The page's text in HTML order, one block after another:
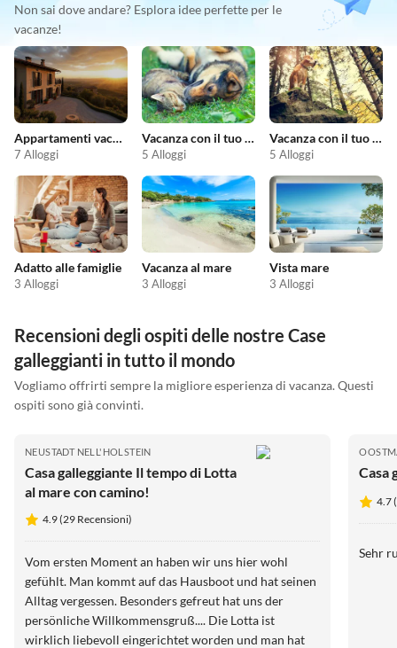
Non sai dove andare? Esplora idee perfette per le
vacanze!
Appartamenti vacanze economici
7 Alloggi
Vacanza con il tuo animale domestico
5 Alloggi
Vacanza con il tuo cane
5 Alloggi
Adatto alle famiglie
3 Alloggi
Vacanza al mare
3 Alloggi
Vista mare
3 Alloggi
Recensioni degli ospiti delle nostre Case
galleggianti in tutto il mondo
Vogliamo offrirti sempre la migliore esperienza di vacanza. Questi
ospiti sono già convinti.
NEUSTADT NELL'HOLSTEIN
Casa galleggiante Il tempo di Lotta
al mare con camino!
4.9 (29 Recensioni)
Vom ersten Moment an haben wir uns hier wohl
gefühlt. Man kommt auf das Hausboot und hat seinen
Alltag vergessen. Besonders gefreut hat uns der
persönliche Willkommensgruß.... Die Lotta ist
wirklich liebevoll eingerichtet worden und man hat
Casa
4.7